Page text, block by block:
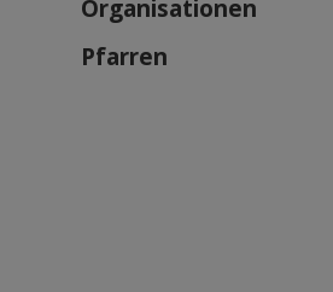
Organisationen
Pfarren